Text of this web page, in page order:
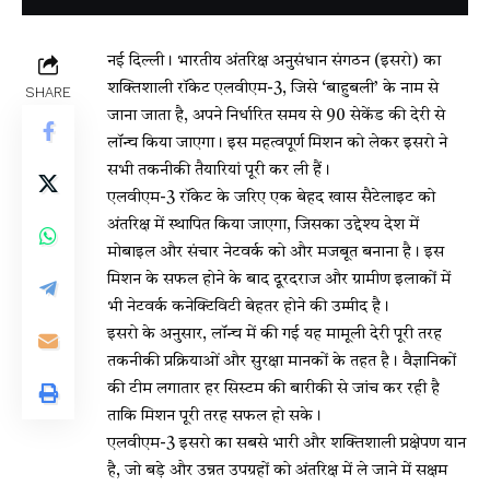
SHARE
नई दिल्ली। भारतीय अंतरिक्ष अनुसंधान संगठन (इसरो) का
शक्तिशाली रॉकेट एलवीएम-3, जिसे ‘बाहुबली’ के नाम से
जाना जाता है, अपने निर्धारित समय से 90 सेकेंड की देरी से
लॉन्च किया जाएगा। इस महत्वपूर्ण मिशन को लेकर इसरो ने
सभी तकनीकी तैयारियां पूरी कर ली हैं।
एलवीएम-3 रॉकेट के जरिए एक बेहद खास सैटेलाइट को
अंतरिक्ष में स्थापित किया जाएगा, जिसका उद्देश्य देश में
मोबाइल और संचार नेटवर्क को और मजबूत बनाना है। इस
मिशन के सफल होने के बाद दूरदराज और ग्रामीण इलाकों में
भी नेटवर्क कनेक्टिविटी बेहतर होने की उम्मीद है।
इसरो के अनुसार, लॉन्च में की गई यह मामूली देरी पूरी तरह
तकनीकी प्रक्रियाओं और सुरक्षा मानकों के तहत है। वैज्ञानिकों
की टीम लगातार हर सिस्टम की बारीकी से जांच कर रही है
ताकि मिशन पूरी तरह सफल हो सके।
एलवीएम-3 इसरो का सबसे भारी और शक्तिशाली प्रक्षेपण यान
है, जो बड़े और उन्नत उपग्रहों को अंतरिक्ष में ले जाने में सक्षम